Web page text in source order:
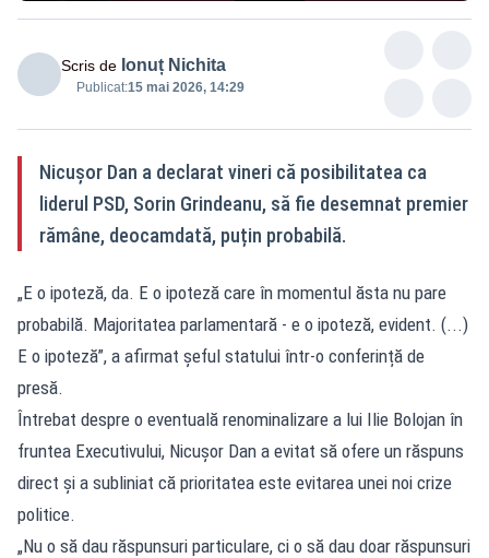
Scris de Ionuț Nichita
Publicat:15 mai 2026, 14:29
Nicuşor Dan a declarat vineri că posibilitatea ca
liderul PSD, Sorin Grindeanu, să fie desemnat premier
rămâne, deocamdată, puțin probabilă.
„E o ipoteză, da. E o ipoteză care în momentul ăsta nu pare
probabilă. Majoritatea parlamentară - e o ipoteză, evident. (...)
E o ipoteză”, a afirmat șeful statului într-o conferință de
presă.
Întrebat despre o eventuală renominalizare a lui Ilie Bolojan în
fruntea Executivului, Nicușor Dan a evitat să ofere un răspuns
direct și a subliniat că prioritatea este evitarea unei noi crize
politice.
„Nu o să dau răspunsuri particulare, ci o să dau doar răspunsuri